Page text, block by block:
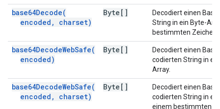
base64Decode(
encoded , charset)
Byte[]
Decodiert einen
String in ein Byte-
bestimmten
base64DecodeWebSafe(
encoded)
Byte[]
Decodiert einen
codierten String in
Array.
base64DecodeWebSafe(
encoded , charset)
Byte[]
Decodiert einen
codierten String in
einem bestimmten